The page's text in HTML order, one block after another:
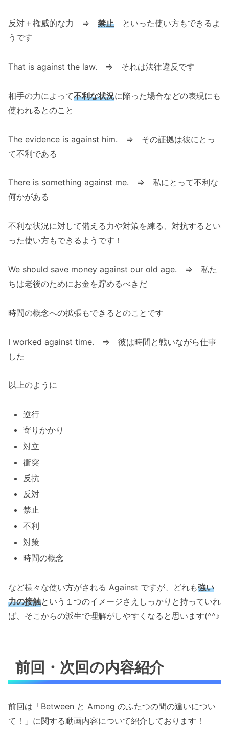
反対＋権威的な力 ⇒ 禁止 といった使い方もできるよ
うです
That is against the law. ⇒ それは法律違反です
相手の力によって不利な状況に陥った場合などの表現にも
使われるとのこと
The evidence is against him. ⇒ その証拠は彼にとっ
て不利である
There is something against me. ⇒ 私にとって不利な
何かがある
不利な状況に対して備える力や対策を練る、対抗するとい
った使い方もできるようです！
We should save money against our old age. ⇒ 私た
ちは老後のためにお金を貯めるべきだ
時間の概念への拡張もできるとのことです
I worked against time. ⇒ 彼は時間と戦いながら仕事
した
以上のように
逆行
寄りかかり
対立
衝突
反抗
反対
禁止
不利
対策
時間の概念
など様々な使い方がされる Against ですが、どれも強い
力の接触という１つのイメージさえしっかりと持っていれ
ば、そこからの派生で理解がしやすくなると思います(^^♪
前回・次回の内容紹介
前回は「Between と Among のふたつの間の違いについ
て！」に関する動画内容について紹介しております！